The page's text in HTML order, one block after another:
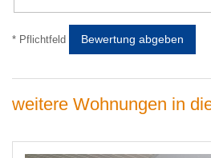
* Pflichtfeld Bewertung abgeben
weitere Wohnungen in